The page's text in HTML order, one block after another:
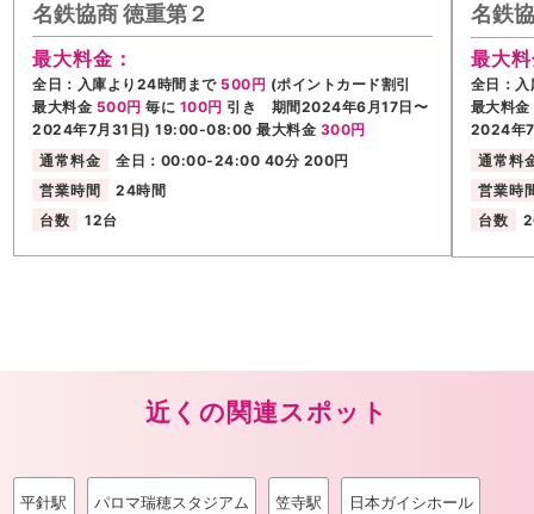
名鉄協商 徳重第２
最大料金：
全日：入庫より24時間まで 500円 (ポイントカード割引
最大料金 500円毎に 100円 引き 期間2024年6月17日〜
2024年7月31日) 19:00-08:00 最大料金 300円
通常料金
全日：00:00-24:00 40分 200円
営業時間
24時間
台数
12台
名鉄
最大
全日：
最大料金
2024年
通常料
営業時
台数
近くの関連スポット
平針駅 パロマ瑞穂スタジアム 笠寺駅 日本ガイシホール